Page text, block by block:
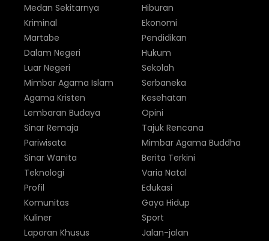
Medan Sekitarnya
Kriminal
Martabe
Dalam Negeri
Luar Negeri
Hiburan
Ekonomi
Pendidikan
Hukum
Sekolah
Mimbar Agama Islam
Agama Kristen
Lembaran Budaya
Sinar Remaja
Pariwisata
Sinar Wanita
Serbaneka
Kesehatan
Opini
Tajuk Rencana
Mimbar Agama Buddha
Berita Terkini
Teknologi
Profil
Komunitas
Kuliner
Laporan Khusus
Varia Natal
Edukasi
Gaya Hidup
Sport
Jalan-jalan